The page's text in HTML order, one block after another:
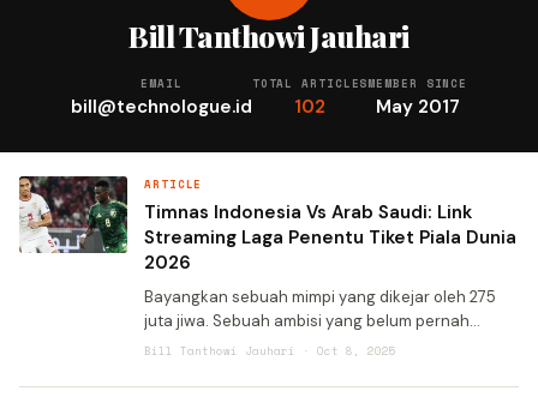
Bill Tanthowi Jauhari
EMAIL
bill@technologue.id
TOTAL ARTICLES
102
MEMBER SINCE
May 2017
ARTICLE
Timnas Indonesia Vs Arab Saudi: Link
Streaming Laga Penentu Tiket Piala Dunia
2026
Bayangkan sebuah mimpi yang dikejar oleh 275
juta jiwa. Sebuah ambisi yang belum pernah
terwujud sejak Indonesia merdeka delapan
berdiri di ambang sej
Bill Tanthowi Jauhari · Oct 8, 2025